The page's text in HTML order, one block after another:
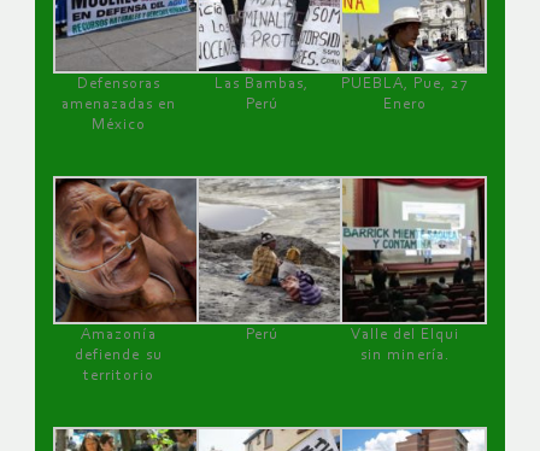
Defensoras
amenazadas en
México
Las Bambas,
Perú
PUEBLA, Pue, 27
Enero
Amazonía
defiende su
territorio
Perú
Valle del Elqui
sin minería.